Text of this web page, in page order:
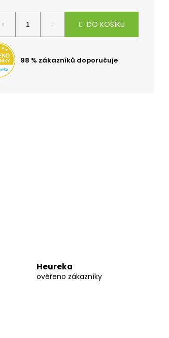
DO KOŠÍKU
98 % zákazníků doporučuje
Heureka
ověřeno zákazníky